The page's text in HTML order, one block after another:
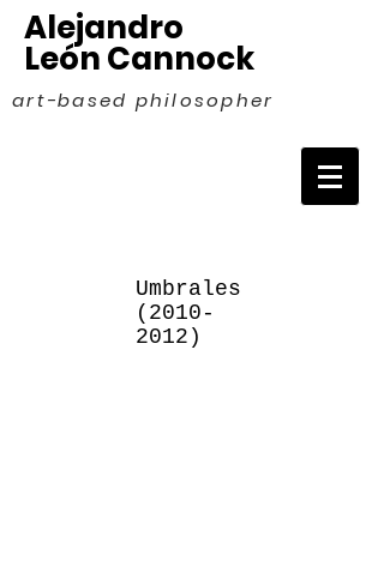
Alejandro
León Cannock
art-based philosopher
Umbrales
(2010-
2012)